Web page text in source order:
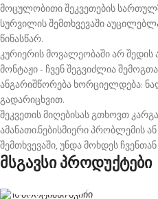
მოცულობითი შეკვეთების
სურვილის შემთხვევაში
წინასწარ.
კურიერის მოვალეობაში არ შედის
მონტაჟი - ჩვენ შეგვიძლია
ანგარიშწორება ხორციელდება:
გადარიცხვით.
შეკვეთის მიღებისას გთხოვთ
ამანათი.ნებისმიერი პრობლემის
შემთხვევაში, უნდა მოხდეს
მსგავსი პროდუქტები